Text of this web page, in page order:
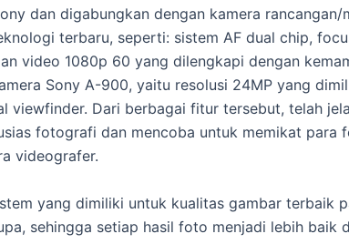
dan digabungkan dengan kamera rancangan/
terbaru, seperti: sistem AF dual chip,
video 1080p 60 yang dilengkapi dengan
Sony A-900, yaitu resolusi 24MP yang
Dari berbagai fitur tersebut, telah
fotografi dan mencoba untuk memikat para
videografer.
yang dimiliki untuk kualitas gambar terbaik
sehingga setiap hasil foto menjadi lebih baik